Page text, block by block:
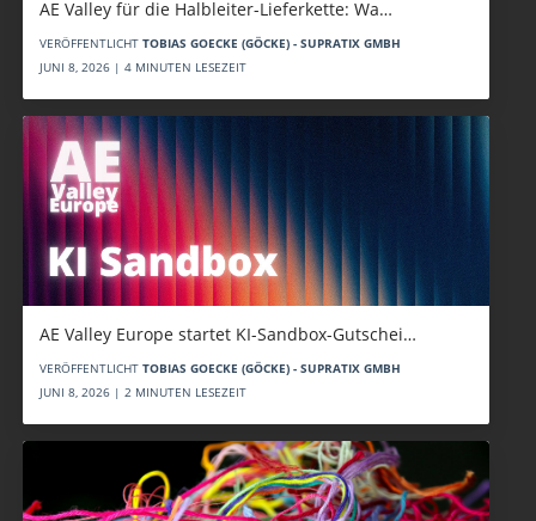
AE Valley für die Halbleiter-Lieferkette: Wa…
VERÖFFENTLICHT TOBIAS GOECKE (GÖCKE) - SUPRATIX GMBH
JUNI 8, 2026 | 4 MINUTEN LESEZEIT
AE Valley Europe startet KI-Sandbox-Gutschei…
VERÖFFENTLICHT TOBIAS GOECKE (GÖCKE) - SUPRATIX GMBH
JUNI 8, 2026 | 2 MINUTEN LESEZEIT